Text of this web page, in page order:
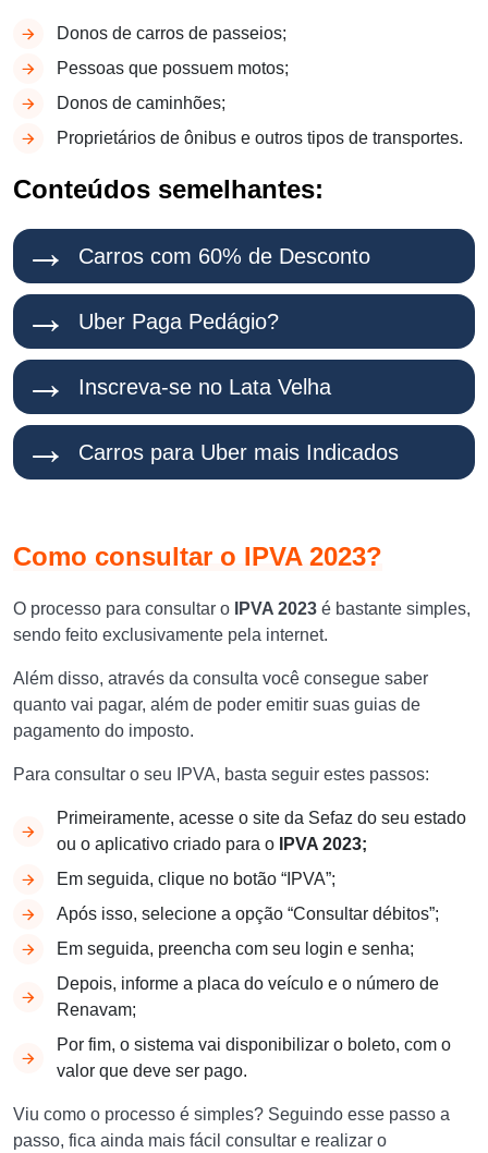
Donos de carros de passeios;
Pessoas que possuem motos;
Donos de caminhões;
Proprietários de ônibus e outros tipos de transportes.
Conteúdos semelhantes:
Carros com 60% de Desconto
Uber Paga Pedágio?
Inscreva-se no Lata Velha
Carros para Uber mais Indicados
Como consultar o IPVA 2023?
O processo para consultar o IPVA 2023 é bastante simples,
sendo feito exclusivamente pela internet.
Além disso, através da consulta você consegue saber
quanto vai pagar, além de poder emitir suas guias de
pagamento do imposto.
Para consultar o seu IPVA, basta seguir estes passos:
Primeiramente, acesse o site da Sefaz do seu estado
ou o aplicativo criado para o
IPVA 2023;
Em seguida, clique no botão “IPVA”;
Após isso, selecione a opção “Consultar débitos”;
Em seguida, preencha com seu login e senha;
Depois, informe a placa do veículo e o número de
Renavam;
Por fim, o sistema vai disponibilizar o boleto, com o
valor que deve ser pago.
Viu como o processo é simples? Seguindo esse passo a
passo, fica ainda mais fácil consultar e realizar o